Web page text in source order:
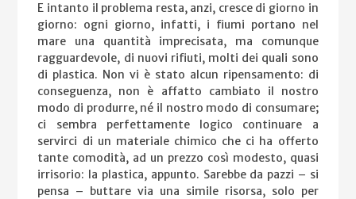
E intanto il problema resta, anzi, cresce di giorno in
giorno: ogni giorno, infatti, i fiumi portano nel
mare una quantità imprecisata, ma comunque
ragguardevole, di nuovi rifiuti, molti dei quali sono
di plastica. Non vi è stato alcun ripensamento: di
conseguenza, non è affatto cambiato il nostro
modo di produrre, né il nostro modo di consumare;
ci sembra perfettamente logico continuare a
servirci di un materiale chimico che ci ha offerto
tante comodità, ad un prezzo così modesto, quasi
irrisorio: la plastica, appunto. Sarebbe da pazzi – si
pensa – buttare via una simile risorsa, solo per